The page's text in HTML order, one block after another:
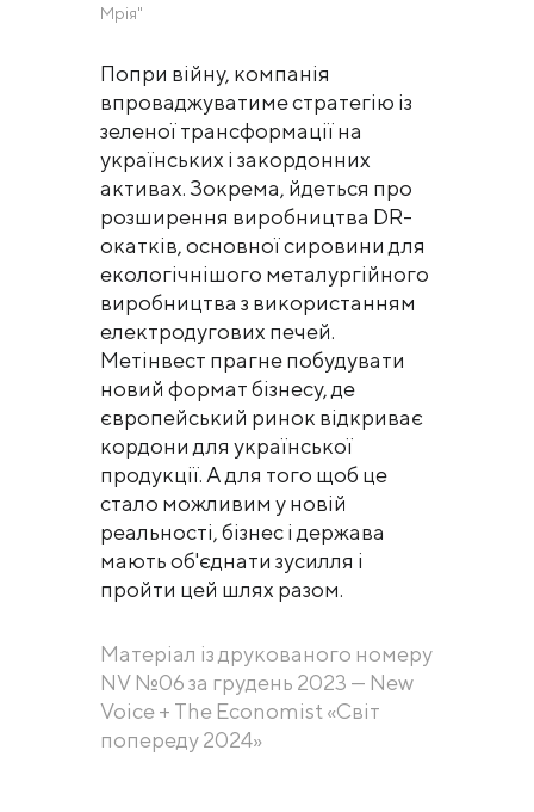
Мрія"
Попри війну, компанія
впроваджуватиме стратегію із
зеленої трансформації на
українських і закордонних
активах. Зокрема, йдеться про
розширення виробництва DR-
окатків, основної сировини для
екологічнішого металургійного
виробництва з використанням
електродугових печей.
Метінвест прагне побудувати
новий формат бізнесу, де
європейський ринок відкриває
кордони для української
продукції. А для того щоб це
стало можливим у новій
реальності, бізнес і держава
мають об'єднати зусилля і
пройти цей шлях разом.
Матеріал із друкованого номеру
NV №06 за грудень 2023 — New
Voice + The Economist «Світ
попереду 2024»